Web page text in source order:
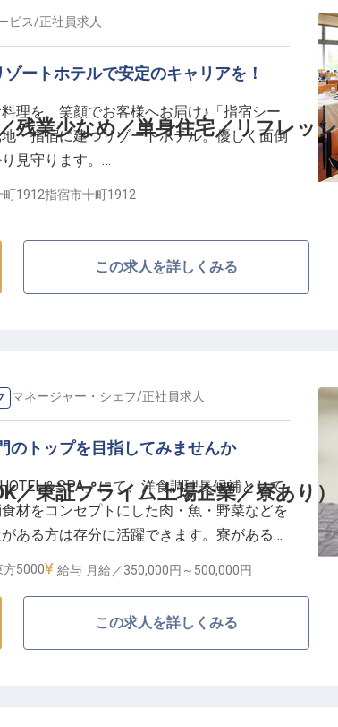
残業少なめ／単身住宅／リフレッ
ビス/正社員求人
ートホテルで安定のキャリアを！
理を、笑顔でお客様へお届け♪「指宿シー
・指宿に建つリゾートホテル。優しく面倒
見守ります。
きながら業務を覚えることができるので、
郷土料理、おすすめの観光地などを学ぶ研
答えられるようになりますよ。
天然砂むし温泉"が楽しめる指宿。「指宿
江湾を目の前に望む特別なロケーションか
選ばれているリゾートホテルです。
町1912指宿市十町1912
この求人を詳しくみる
／東証プライム上場企業／寮あり）
マネージャー・シェフ/正社員求人
のトップを目指してみませんか
＆SPA」にて、洋食調理長候補として
材をコンセプトにした肉・魚・野菜などを
ある方は存分に活躍できます。寮があるの
利用も無料です。上場企業の新日本科学グ
2つのホテル「指宿 ベイヒルズ HOTEL＆
方5000 給与 月給／350,000円～ 500,000円
この求人を詳しくみる